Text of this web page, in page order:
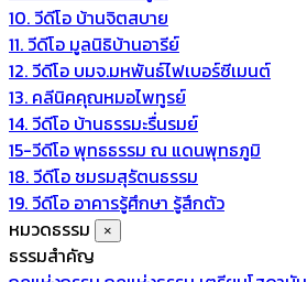
10. วีดีโอ บ้านจิตสบาย
11. วีดีโอ มูลนิธิบ้านอารีย์
12. วีดีโอ บมจ.มหพันธ์ไฟเบอร์ซีเมนต์
13. คลีนิคคุณหมอไพทูรย์
14. วีดีโอ บ้านธรรมะรื่นรมย์
15-วีดีโอ พุทธธรรม ณ แดนพุทธภูมิ
18. วีดีโอ ชมรมสุรัตนธรรม
19. วีดีโอ อาคารรู้ศึกษา รู้สึกตัว
หมวดธรรม
×
ธรรมสำคัญ